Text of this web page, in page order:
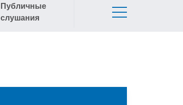
Публичные
слушания